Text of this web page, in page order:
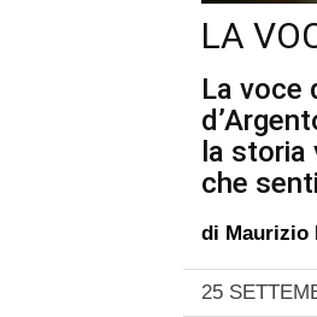
LA
La voce
la storia
che
di Maurizio
25